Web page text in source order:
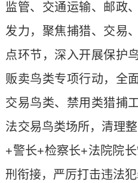
监管、交通运输、邮政
发力，聚焦捕猎、交易
点环节，深入开展保护
贩卖鸟类专项行动，全
交易鸟类、禁用类猎捕
法交易鸟类场所，清理
+警长+检察长+法院院
刑衔接，严厉打击违法犯